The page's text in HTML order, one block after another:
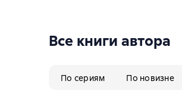
Все книги автора
По сериям По новизне